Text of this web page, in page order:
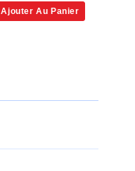
Ajouter Au Panier